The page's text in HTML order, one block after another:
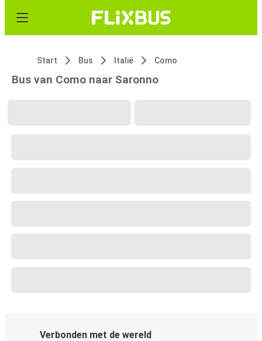
Start Bus Italië Como
Bus van Como naar Saronno
Verbonden met de wereld